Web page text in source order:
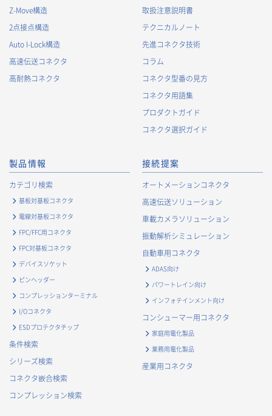
Z-Move構造
2点接点構造
Auto I-Lock構造
高速伝送コネクタ
高耐熱コネクタ
取扱注意説明書
テクニカルノート
先進コネクタ技術
コラム
コネクタ型番の見方
コネクタ用語集
プロダクトガイド
コネクタ選択ガイド
製品情報
カテゴリ検索
基板対基板コネクタ
電線対基板コネクタ
FPC/FFC用コネクタ
FPC対基板コネクタ
デバイスソケット
ピンヘッダー
コンプレッションターミナル
I/Oコネクタ
ESDプロテクタチップ
条件検索
シリーズ検索
コネクタ嵌合検索
コンプレッション検索
接続提案
オートメーションコネクタ
高速伝送ソリューション
車載カメラソリューション
振動解析シミュレーション
自動車用コネクタ
ADAS向け
パワートレイン向け
インフォテインメント向け
コンシューマー用コネクタ
家庭用電化製品
業務用電化製品
産業用コネクタ